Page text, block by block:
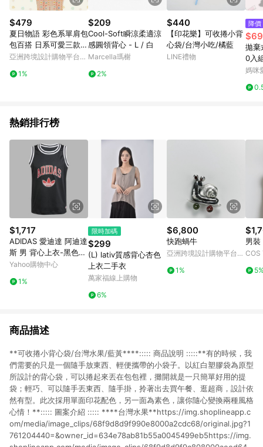
上，首次下載 Pinkoi APP 後，需透過 LINE 購物前往 Pinkoi 頁
面，方享導購資格。
$479
夏日物語 彩色系單肩包
包百搭 日系可愛三款通
用
亞洲跨境設計購物平台
1%
$209
Cool-Soft瞬涼柔適涼
感圓領背心 - L / 白
Marcella瑪榭
2%
$440
【印花樂】可收捲小背
心袋/台灣小吃/橘藍
LINE禮物
降價
$69
拋棄
0入
媽咪
熱銷排行榜
$1,717
ADIDAS 愛迪達 阿迪達
斯 男 背心上衣-黑色
系-EXT Q12 VARSITY-
Yahoo購物中心
1%
限時加碼
$299
(L) lativ質感背心杏色
上衣二手衣
萬家福線上購物
6%
$6,800
快跑蝸牛
亞洲跨境設計購物平台
1%
男裝
COS
商品描述
**可收捲小背心袋/台灣水果/藍黃****::::: 商品說明 :::::**有的時候，我
們需要的只是一個隨手放東西、輕便攜帶的小袋子。以紅白塑膠袋為原型
所設計的背心袋，可以捲起來丟在包包裡，攤開就是一只簡單好用的提
袋；輕巧、可以隨手丟東西、隨手掛，拎著出去買午餐、逛超商，設計依
然有型。此次採用單面印花配色，另一面為素色，讓你隨心變換兩種風格
心情！**::::: 圖案介紹 ::::: ****台灣水果**https://img.shoplineapp.c
om/media/image_clips/68f9d8d9f990e8000a2cdc68/original.jpg?1
761204440=&owner_id=634e78ab81b55a0045499eb5https://img.